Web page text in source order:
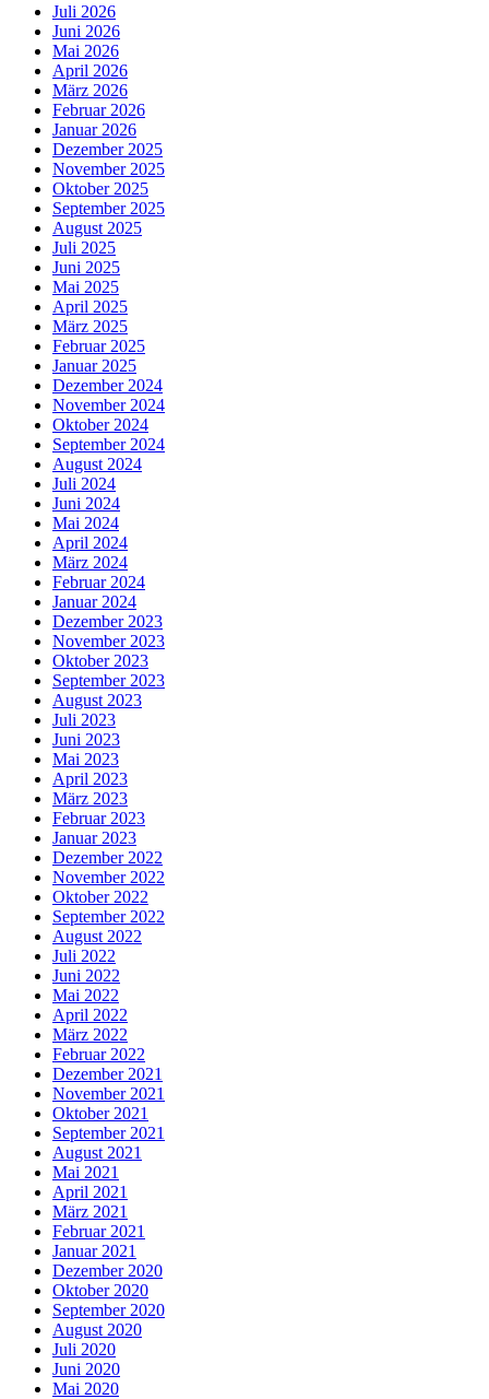
Juli 2026
Juni 2026
Mai 2026
April 2026
März 2026
Februar 2026
Januar 2026
Dezember 2025
November 2025
Oktober 2025
September 2025
August 2025
Juli 2025
Juni 2025
Mai 2025
April 2025
März 2025
Februar 2025
Januar 2025
Dezember 2024
November 2024
Oktober 2024
September 2024
August 2024
Juli 2024
Juni 2024
Mai 2024
April 2024
März 2024
Februar 2024
Januar 2024
Dezember 2023
November 2023
Oktober 2023
September 2023
August 2023
Juli 2023
Juni 2023
Mai 2023
April 2023
März 2023
Februar 2023
Januar 2023
Dezember 2022
November 2022
Oktober 2022
September 2022
August 2022
Juli 2022
Juni 2022
Mai 2022
April 2022
März 2022
Februar 2022
Dezember 2021
November 2021
Oktober 2021
September 2021
August 2021
Mai 2021
April 2021
März 2021
Februar 2021
Januar 2021
Dezember 2020
Oktober 2020
September 2020
August 2020
Juli 2020
Juni 2020
Mai 2020